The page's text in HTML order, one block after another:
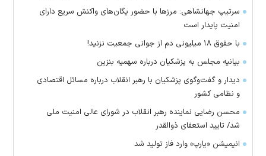
سرتیپ جهانشاهی: مرز‌ها با حضور یگان‌های واکنش سریع دارای
امنیت پایدار است
با حقوق ۱۸ میلیونی دم از جوانی جمعیت نزنید!
بیانیه مجلس به پزشکیان درباره سهمیه بنزین
دیدار و گفت‌وگوی پزشکیان با رهبر انقلاب درباره مسائل اقتصادی
و نظامی کشور
محسن رضایی نماینده رهبر انقلاب در شورای عالی امنیت ملی
شد/ تایید استعفای ذوالقدر
انیمیشن «یارپ» وارد فاز تولید شد